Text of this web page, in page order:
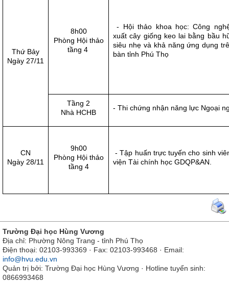
Thứ Bảy
Ngày 27/11
8h00
Phòng Hội thảo
tầng 4
- Hội thảo khoa học: Công
xuất cây giống keo lai bằng bầu
siêu nhẹ và khả năng ứng dụng
bàn tỉnh Phú Thọ
Tầng 2
Nhà HCHB
- Thi chứng nhận năng lực Ngoại
CN
Ngày 28/11
9h00
Phòng Hội thảo
tầng 4
- Tập huấn trực tuyến cho sinh
viện Tài chính học GDQP&AN.
Trường Đại học Hùng Vương
Địa chỉ: Phường Nông Trang - tỉnh Phú Thọ
Điện thoại: 02103-993369 · Fax: 02103-993468 · Email:
info@hvu.edu.vn
Quản trị bởi: Trường Đại học Hùng Vương · Hotline tuyển sinh:
0866993468